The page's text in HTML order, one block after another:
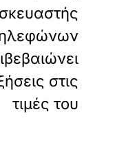
στις
τιμές του